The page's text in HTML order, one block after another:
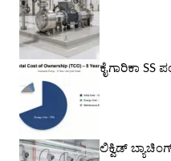
ಕೈಗಾರಿಕಾ
ಲಿಕ್ವಿಡ್